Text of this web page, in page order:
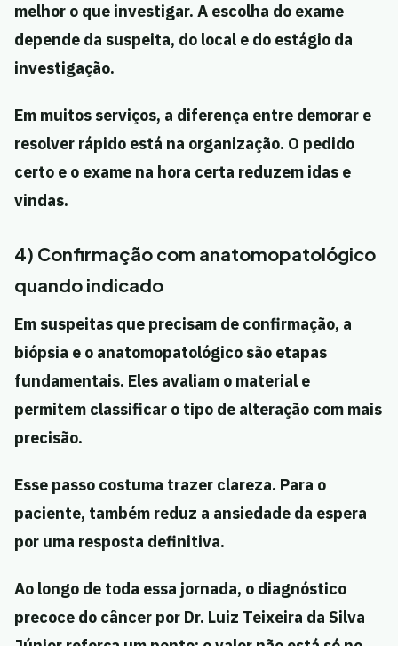
melhor o que investigar. A escolha do exame
depende da suspeita, do local e do estágio da
investigação.
Em muitos serviços, a diferença entre demorar e
resolver rápido está na organização. O pedido
certo e o exame na hora certa reduzem idas e
vindas.
4) Confirmação com anatomopatológico
quando indicado
Em suspeitas que precisam de confirmação, a
biópsia e o anatomopatológico são etapas
fundamentais. Eles avaliam o material e
permitem classificar o tipo de alteração com mais
precisão.
Esse passo costuma trazer clareza. Para o
paciente, também reduz a ansiedade da espera
por uma resposta definitiva.
Ao longo de toda essa jornada, o diagnóstico
precoce do câncer por Dr. Luiz Teixeira da Silva